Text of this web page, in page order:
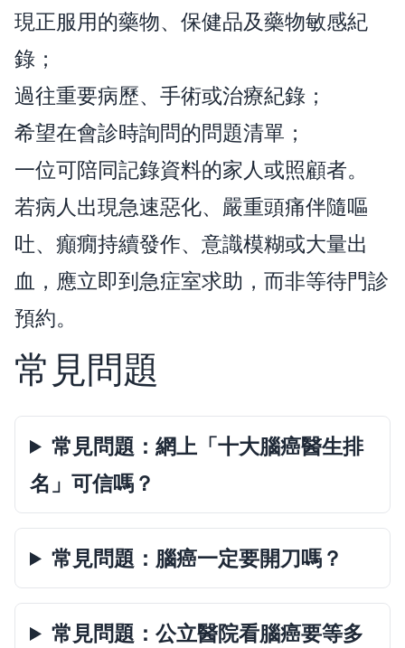
現正服用的藥物、保健品及藥物敏感紀
錄；
過往重要病歷、手術或治療紀錄；
希望在會診時詢問的問題清單；
一位可陪同記錄資料的家人或照顧者。
若病人出現急速惡化、嚴重頭痛伴隨嘔
吐、癲癇持續發作、意識模糊或大量出
血，應立即到急症室求助，而非等待門診
預約。
常見問題
常見問題：網上「十大腦癌醫生排
名」可信嗎？
常見問題：腦癌一定要開刀嗎？
常見問題：公立醫院看腦癌要等多